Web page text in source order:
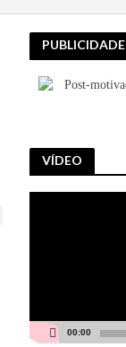
PUBLICIDADE
VÍDEO
00:00